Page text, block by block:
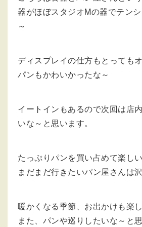
器がほぼスタジオMの器でテン
～
ディスプレイの仕方もとっても
パンもかわいかったな～
イートインもあるので次回は店
いな～と思います。
たっぷりパンを買い占めて楽し
まだまだ行きたいパン屋さんは
暖かくなる季節、お出かけも楽
また、パンや巡りしたいな～と